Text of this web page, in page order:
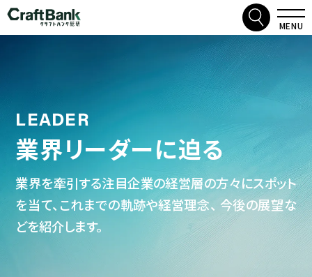
MENU
検索
LEADER
業界リーダーに迫る
業界を牽引する注⽬企業の経営層の方々にスポット
を当て、これまでの軌跡や経営理念、 今後の展望な
どを紹介します。